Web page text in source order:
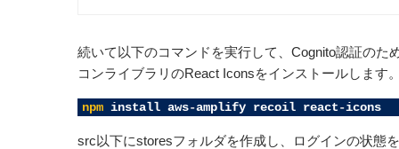
続いて以下のコマンドを実行して、Cognito認証の
コンライブラリのReact Iconsをインストールします
npm install aws-amplify recoil react-icons
src以下にstoresフォルダを作成し、ログインの状態